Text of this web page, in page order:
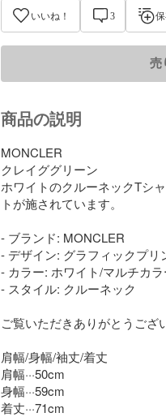
いいね！ 3
売
商品の説明
MONCLER
クレイググリーン
ホワイトのクルーネックTシ
トが施されています。
- ブランド: MONCLER
- デザイン: グラフィックプリ
- カラー: ホワイト/マルチカラ
- スタイル: クルーネック
ご覧いただきありがとうござ
肩幅/身幅/袖丈/着丈
肩幅···50cm
身幅···59cm
着丈···71cm